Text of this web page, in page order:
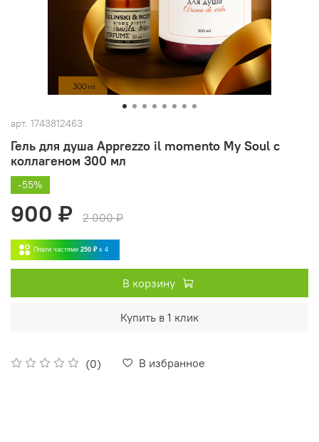
арт. 1743812463
Гель для душа Apprezzo il momento My Soul с
коллагеном 300 мл
(0) В избранное
-55%
900 ₽ 2 000 ₽
Плати частями 250 ₽ x 4
В корзину
Купить в 1 клик